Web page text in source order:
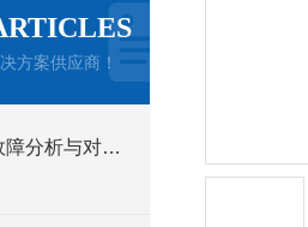
方案供应商！
全自动测硫仪常见故障分析与对应解决策略分享